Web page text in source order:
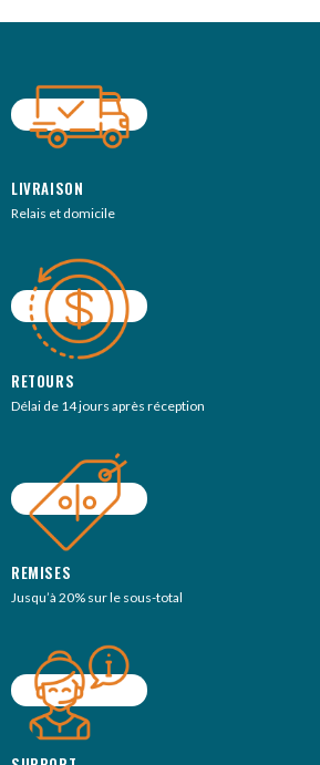
LIVRAISON
Relais et domicile
RETOURS
Délai de 14 jours après réception
REMISES
Jusqu’à 20% sur le sous-total